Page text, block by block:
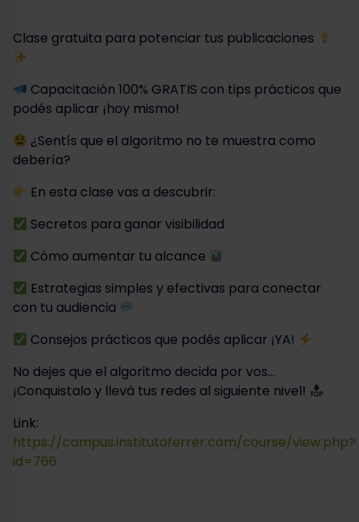
Clase gratuita para potenciar tus publicaciones
Capacitación 100% GRATIS con tips prácticos que
podés aplicar ¡hoy mismo!
¿Sentís que el algoritmo no te muestra como
debería?
En esta clase vas a descubrir:
Secretos para ganar visibilidad
Cómo aumentar tu alcance
Estrategias simples y efectivas para conectar
con tu audiencia
Consejos prácticos que podés aplicar ¡YA!
No dejes que el algoritmo decida por vos…
¡Conquistalo y llevá tus redes al siguiente nivel!
Link:
https://campus.institutoferrer.com/course/view.php?
id=766